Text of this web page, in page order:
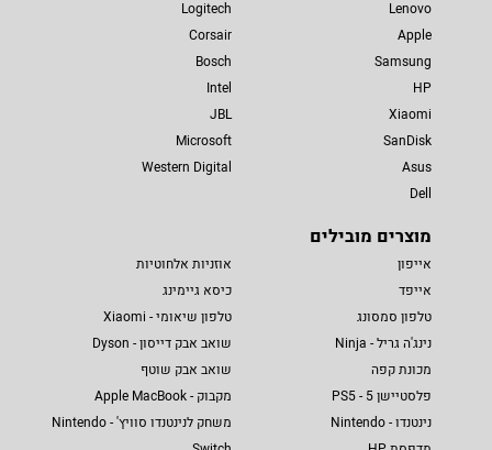
Lenovo
Apple
Samsung
HP
Xiaomi
SanDisk
Asus
Dell
Logitech
Corsair
Bosch
Intel
JBL
Microsoft
Western Digital
מוצרים מובילים
אייפון
אייפד
טלפון סמסונג
נינג'ה גריל - Ninja
מכונת קפה
פלסטיישן 5 - PS5
נינטנדו - Nintendo
אוזניות אלחוטיות
כיסא גיימינג
טלפון שיאומי - Xiaomi
שואב אבק דייסון - Dyson
שואב אבק שוטף
מקבוק - Apple MacBook
משחק לנינטנדו סוויץ' - Nintendo